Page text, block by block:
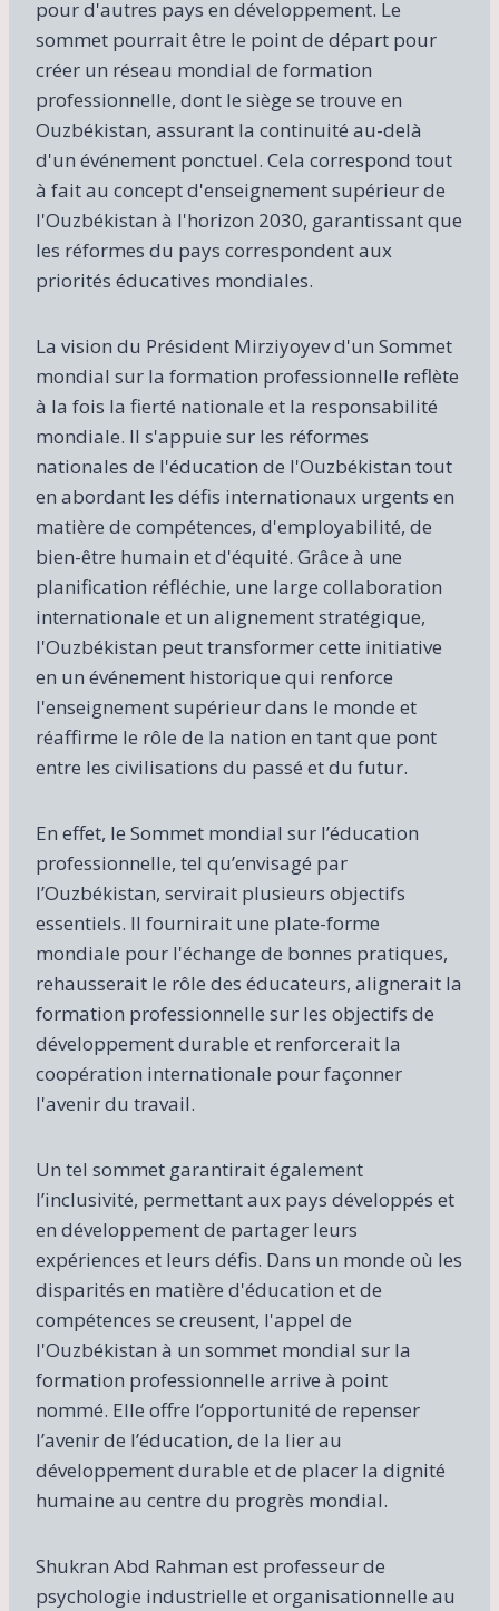
pour d'autres pays en développement. Le
sommet pourrait être le point de départ pour
créer un réseau mondial de formation
professionnelle, dont le siège se trouve en
Ouzbékistan, assurant la continuité au-delà
d'un événement ponctuel. Cela correspond tout
à fait au concept d'enseignement supérieur de
l'Ouzbékistan à l'horizon 2030, garantissant que
les réformes du pays correspondent aux
priorités éducatives mondiales.
La vision du Président Mirziyoyev d'un Sommet
mondial sur la formation professionnelle reflète
à la fois la fierté nationale et la responsabilité
mondiale. Il s'appuie sur les réformes
nationales de l'éducation de l'Ouzbékistan tout
en abordant les défis internationaux urgents en
matière de compétences, d'employabilité, de
bien-être humain et d'équité. Grâce à une
planification réfléchie, une large collaboration
internationale et un alignement stratégique,
l'Ouzbékistan peut transformer cette initiative
en un événement historique qui renforce
l'enseignement supérieur dans le monde et
réaffirme le rôle de la nation en tant que pont
entre les civilisations du passé et du futur.
En effet, le Sommet mondial sur l’éducation
professionnelle, tel qu’envisagé par
l’Ouzbékistan, servirait plusieurs objectifs
essentiels. Il fournirait une plate-forme
mondiale pour l'échange de bonnes pratiques,
rehausserait le rôle des éducateurs, alignerait la
formation professionnelle sur les objectifs de
développement durable et renforcerait la
coopération internationale pour façonner
l'avenir du travail.
Un tel sommet garantirait également
l’inclusivité, permettant aux pays développés et
en développement de partager leurs
expériences et leurs défis. Dans un monde où les
disparités en matière d'éducation et de
compétences se creusent, l'appel de
l'Ouzbékistan à un sommet mondial sur la
formation professionnelle arrive à point
nommé. Elle offre l’opportunité de repenser
l’avenir de l’éducation, de la lier au
développement durable et de placer la dignité
humaine au centre du progrès mondial.
Shukran Abd Rahman est professeur de
psychologie industrielle et organisationnelle au